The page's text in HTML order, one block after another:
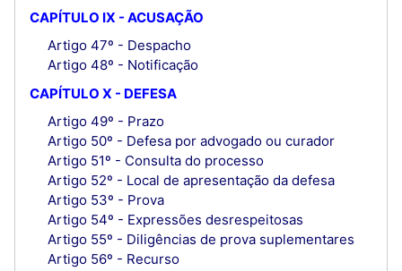
CAPÍTULO IX - ACUSAÇÃO
Artigo 47º - Despacho
Artigo 48º - Notificação
CAPÍTULO X - DEFESA
Artigo 49º - Prazo
Artigo 50º - Defesa por advogado ou curador
Artigo 51º - Consulta do processo
Artigo 52º - Local de apresentação da defesa
Artigo 53º - Prova
Artigo 54º - Expressões desrespeitosas
Artigo 55º - Diligências de prova suplementares
Artigo 56º - Recurso